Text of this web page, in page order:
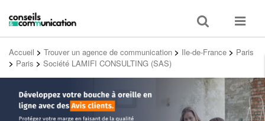
Toggle
search
Toggle
Accueil > Trouver un agence de communication > Ile-de-France > Paris
> Paris > Société LAMIFI CONSULTING (SAS)